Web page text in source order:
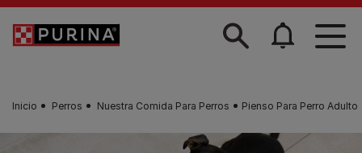
Skip to main content
Inicio Perros Nuestra Comida Para Perros Pienso Para Perro Adulto